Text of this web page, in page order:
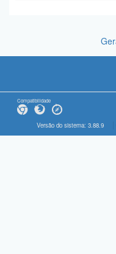
Compatibilidade
Versão do sistema: 3.88.9